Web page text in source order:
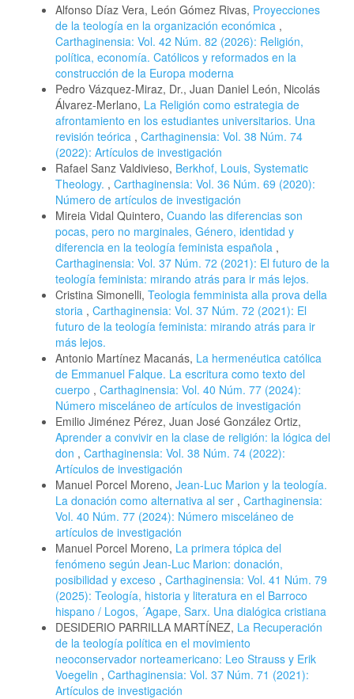
Alfonso Díaz Vera, León Gómez Rivas, Proyecciones
de la teología en la organización económica ,
Carthaginensia: Vol. 42 Núm. 82 (2026): Religión,
política, economía. Católicos y reformados en la
construcción de la Europa moderna
Pedro Vázquez-Miraz, Dr., Juan Daniel León, Nicolás
Álvarez-Merlano, La Religión como estrategia de
afrontamiento en los estudiantes universitarios. Una
revisión teórica , Carthaginensia: Vol. 38 Núm. 74
(2022): Artículos de investigación
Rafael Sanz Valdivieso, Berkhof, Louis, Systematic
Theology. , Carthaginensia: Vol. 36 Núm. 69 (2020):
Número de artículos de investigación
Mireia Vidal Quintero, Cuando las diferencias son
pocas, pero no marginales, Género, identidad y
diferencia en la teología feminista española ,
Carthaginensia: Vol. 37 Núm. 72 (2021): El futuro de la
teología feminista: mirando atrás para ir más lejos.
Cristina Simonelli, Teologia femminista alla prova della
storia , Carthaginensia: Vol. 37 Núm. 72 (2021): El
futuro de la teología feminista: mirando atrás para ir
más lejos.
Antonio Martínez Macanás, La hermenéutica católica
de Emmanuel Falque. La escritura como texto del
cuerpo , Carthaginensia: Vol. 40 Núm. 77 (2024):
Número misceláneo de artículos de investigación
Emilio Jiménez Pérez, Juan José González Ortiz,
Aprender a convivir en la clase de religión: la lógica del
don , Carthaginensia: Vol. 38 Núm. 74 (2022):
Artículos de investigación
Manuel Porcel Moreno, Jean-Luc Marion y la teología.
La donación como alternativa al ser , Carthaginensia:
Vol. 40 Núm. 77 (2024): Número misceláneo de
artículos de investigación
Manuel Porcel Moreno, La primera tópica del
fenómeno según Jean-Luc Marion: donación,
posibilidad y exceso , Carthaginensia: Vol. 41 Núm. 79
(2025): Teología, historia y literatura en el Barroco
hispano / Logos, ´Agape, Sarx. Una dialógica cristiana
DESIDERIO PARRILLA MARTÍNEZ, La Recuperación
de la teología política en el movimiento
neoconservador norteamericano: Leo Strauss y Erik
Voegelin , Carthaginensia: Vol. 37 Núm. 71 (2021):
Artículos de investigación